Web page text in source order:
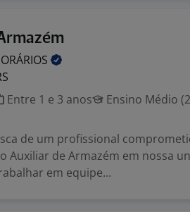
Entre 1 e 3 anos
Ensino Médio
de um profissional
Auxiliar de Armazém em nossa
em equipe...